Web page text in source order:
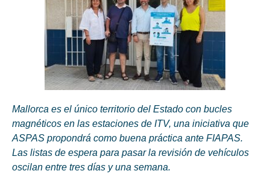
Mallorca es el único territorio del Estado con bucles
magnéticos en las estaciones de ITV, una iniciativa que
ASPAS propondrá como buena práctica ante FIAPAS.
Las listas de espera para pasar la revisión de vehículos
oscilan entre tres días y una semana.